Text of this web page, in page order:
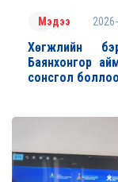
Мэдээ
Хөгжлийн
Баянхонгор
сонсгол боллоо